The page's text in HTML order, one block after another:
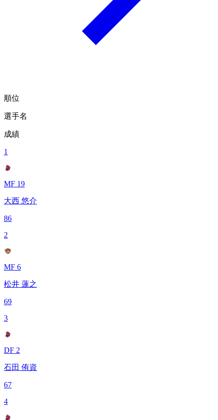
順位
選手名
成績
1
MF 19
大西 悠介
86
2
MF 6
松井 蓮之
69
3
DF 2
石田 侑資
67
4